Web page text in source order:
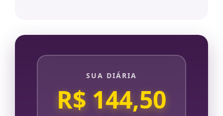
SUA DIÁRIA
R$ 144,50